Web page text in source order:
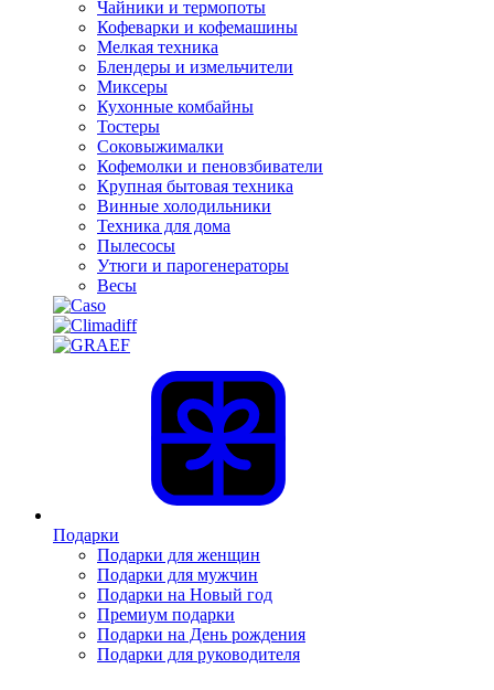
Чайники и термопоты
Кофеварки и кофемашины
Мелкая техника
Блендеры и измельчители
Миксеры
Кухонные комбайны
Тостеры
Соковыжималки
Кофемолки и пеновзбиватели
Крупная бытовая техника
Винные холодильники
Техника для дома
Пылесосы
Утюги и парогенераторы
Весы
Подарки
Подарки для женщин
Подарки для мужчин
Подарки на Новый год
Премиум подарки
Подарки на День рождения
Подарки для руководителя